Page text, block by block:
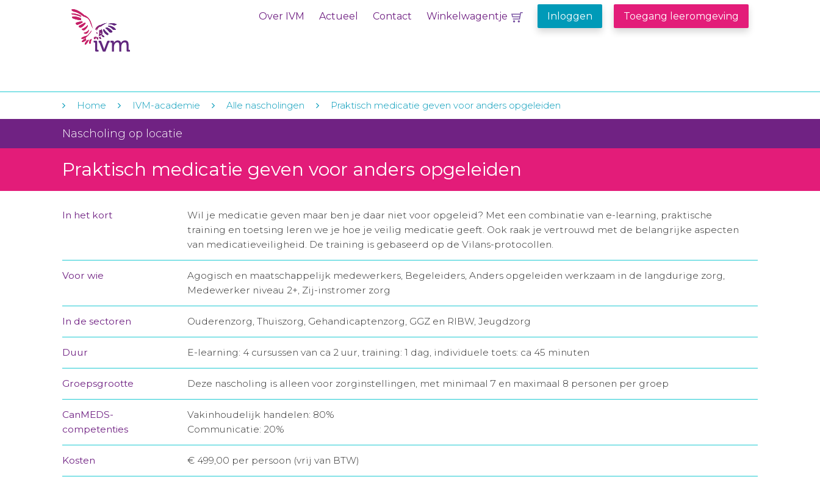
Over IVM Actueel Contact Winkelwagentje Inloggen Toegang leeromgeving
Home IVM-academie Alle nascholingen Praktisch medicatie geven voor anders opgeleiden
Nascholing op locatie
Praktisch medicatie geven voor anders opgeleiden
In het kort
Wil je medicatie geven maar ben je daar niet voor opgeleid? Met een combinatie van e-learning, praktische
training en toetsing leren we je hoe je veilig medicatie geeft. Ook raak je vertrouwd met de belangrijke aspecten
van medicatieveiligheid. De training is gebaseerd op de Vilans-protocollen.
Voor wie
Agogisch en maatschappelijk medewerkers, Begeleiders, Anders opgeleiden werkzaam in de langdurige zorg,
Medewerker niveau 2+, Zij-instromer zorg
In de sectoren Ouderenzorg, Thuiszorg, Gehandicaptenzorg, GGZ en RIBW, Jeugdzorg
Duur E-learning: 4 cursussen van ca 2 uur, training: 1 dag, individuele toets: ca 45 minuten
Groepsgrootte Deze nascholing is alleen voor zorginstellingen, met minimaal 7 en maximaal 8 personen per groep
CanMEDS-
competenties
Vakinhoudelijk handelen: 80%
Communicatie: 20%
Kosten € 499,00 per persoon (vrij van BTW)